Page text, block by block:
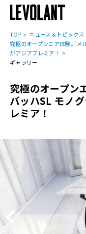
TOP
ニュース＆トピックス
究極のオープンエア体験｡｢メ
がアジアプレミア！
ギャラリー
究極のオープン
バッハSL モノ
レミア！